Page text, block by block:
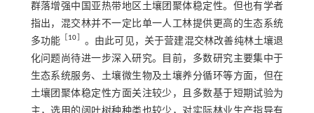
群落增强中国亚热带地区土壤团聚体稳定性。但也有学者
指出，混交林并不一定比单一人工林提供更高的生态系统
多功能 ［10］ 。由此可见，关于营建混交林改善纯林土壤退
化问题尚待进一步深入研究。目前，多数研究主要集中于
生态系统服务、土壤微生物及土壤养分循环等方面，但在
土壤团聚体稳定性方面关注较少，且多数基于短期试验为